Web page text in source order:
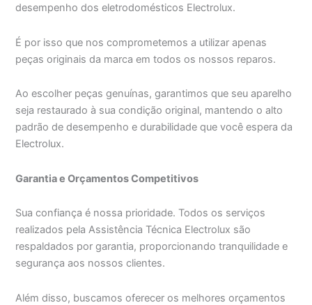
desempenho dos eletrodomésticos Electrolux.
É por isso que nos comprometemos a utilizar apenas
peças originais da marca em todos os nossos reparos.
Ao escolher peças genuínas, garantimos que seu aparelho
seja restaurado à sua condição original, mantendo o alto
padrão de desempenho e durabilidade que você espera da
Electrolux.
Garantia e Orçamentos Competitivos
Sua confiança é nossa prioridade. Todos os serviços
realizados pela Assistência Técnica Electrolux são
respaldados por garantia, proporcionando tranquilidade e
segurança aos nossos clientes.
Além disso, buscamos oferecer os melhores orçamentos